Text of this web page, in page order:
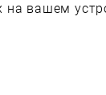
на вашем